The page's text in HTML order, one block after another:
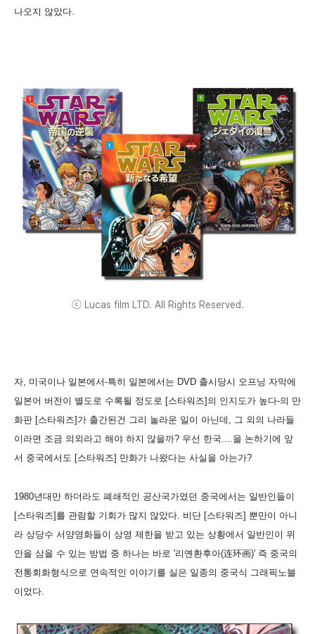
나오지 않았다.
ⓒ Lucas film LTD. All Rights Reserved.
자, 미국이나 일본에서-특히 일본에서는 DVD 출시당시 오프닝 자막에
일본어 버전이 별도로 수록될 정도로 [스타워즈]의 인지도가 높다-의 만
화판 [스타워즈]가 출간된건 그리 놀라운 일이 아닌데, 그 외의 나라들
이라면 조금 의외라고 해야 하지 않을까? 우선 한국....을 논하기에 앞
서 중국에서도 [스타워즈] 만화가 나왔다는 사실을 아는가?
1980년대만 하더라도 폐쇄적인 공산국가였던 중국에서는 일반인들이
[스타워즈]를 관람할 기회가 많지 않았다. 비단 [스타워즈] 뿐만이 아니
라 상당수 서양영화들이 상영 제한을 받고 있는 상황에서 일반인이 위
안을 삼을 수 있는 방법 중 하나는 바로 '리옌환후아(连环画)' 즉 중국의
전통회화형식으로 연속적인 이야기를 실은 일종의 중국식 그래픽노블
이었다.